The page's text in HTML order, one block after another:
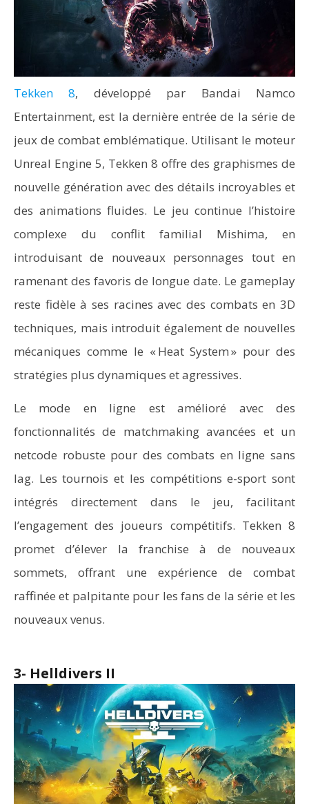
Tekken 8, développé par Bandai Namco
Entertainment, est la dernière entrée de la série de
jeux de combat emblématique. Utilisant le moteur
Unreal Engine 5, Tekken 8 offre des graphismes de
nouvelle génération avec des détails incroyables et
des animations fluides. Le jeu continue l’histoire
complexe du conflit familial Mishima, en
introduisant de nouveaux personnages tout en
ramenant des favoris de longue date. Le gameplay
reste fidèle à ses racines avec des combats en 3D
techniques, mais introduit également de nouvelles
mécaniques comme le « Heat System » pour des
stratégies plus dynamiques et agressives.
Le mode en ligne est amélioré avec des
fonctionnalités de matchmaking avancées et un
netcode robuste pour des combats en ligne sans
lag. Les tournois et les compétitions e-sport sont
intégrés directement dans le jeu, facilitant
l’engagement des joueurs compétitifs. Tekken 8
promet d’élever la franchise à de nouveaux
sommets, offrant une expérience de combat
raffinée et palpitante pour les fans de la série et les
nouveaux venus.
3- Helldivers II